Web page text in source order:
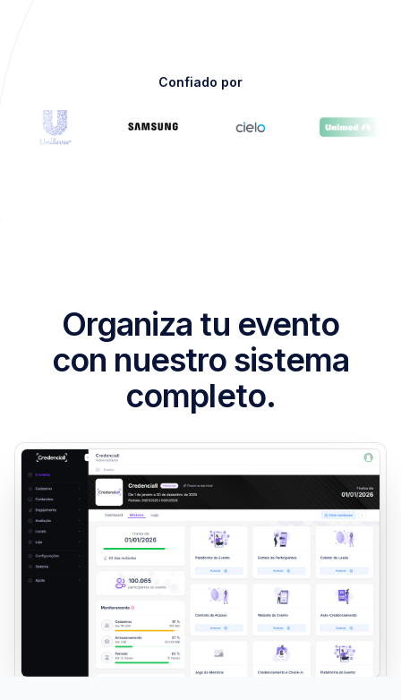
Confiado por
Organiza tu evento
con nuestro sistema
completo.